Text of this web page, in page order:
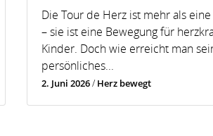
Die Tour de Herz ist mehr als
– sie ist eine Bewegung für
Kinder. Doch wie erreicht man
persönliches...
2. Juni 2026/Herz bewegt